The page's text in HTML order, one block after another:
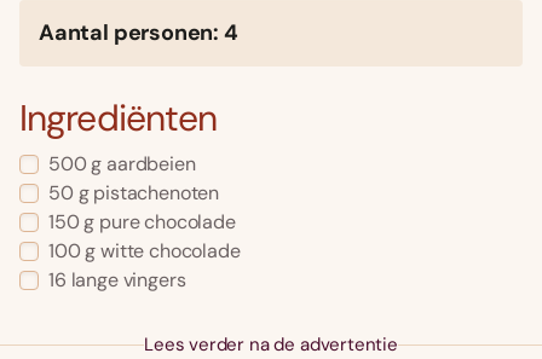
Aantal personen: 4
Ingrediënten
500 g aardbeien
50 g pistachenoten
150 g pure chocolade
100 g witte chocolade
16 lange vingers
Lees verder na de advertentie